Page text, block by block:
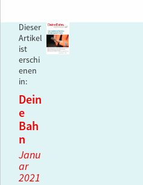
Dieser
Artikel
ist
erschi
enen
in:
Dein
e
Bah
n
Janu
ar
2021